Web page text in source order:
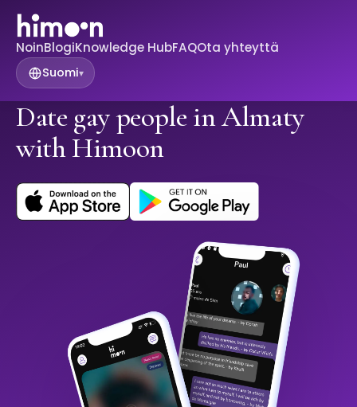
NoinBlogiKnowledge HubFAQOta yhteyttä
Suomi▾
Date gay people in Almaty
with Himoon